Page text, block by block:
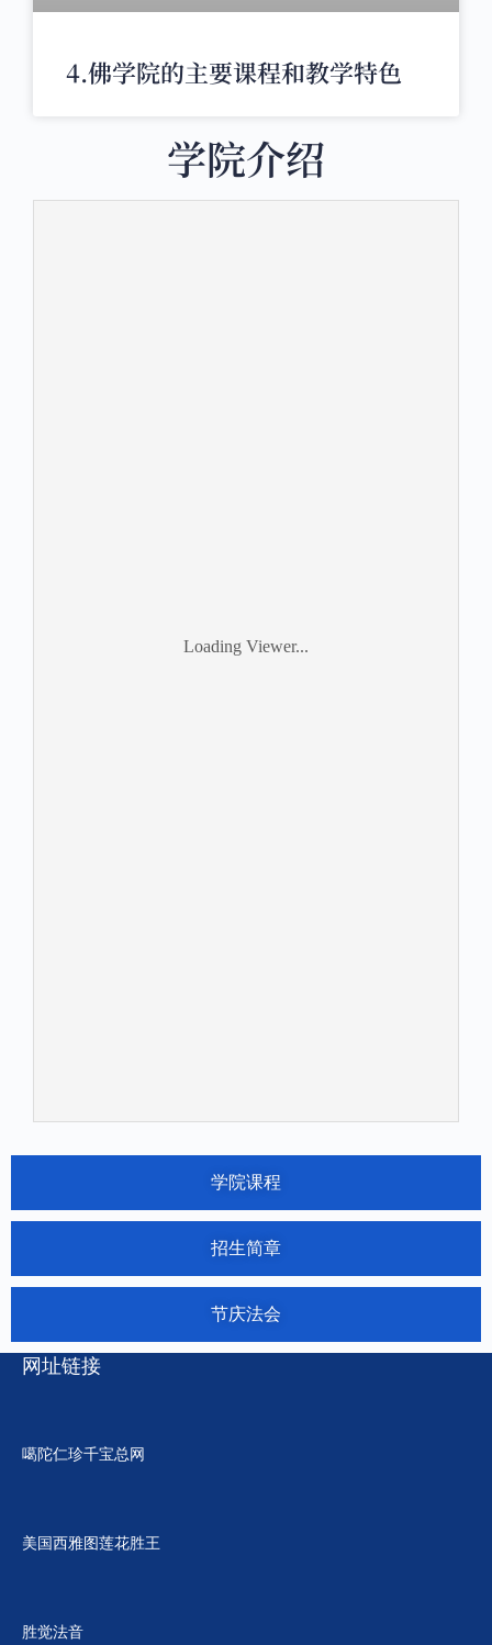
学院课程
招生简章
节庆法会
4.佛学院的主要课程和教学特色
学院介绍
Loading Viewer...
网址链接
噶陀仁珍千宝总网
美国西雅图莲花胜王
胜觉法音